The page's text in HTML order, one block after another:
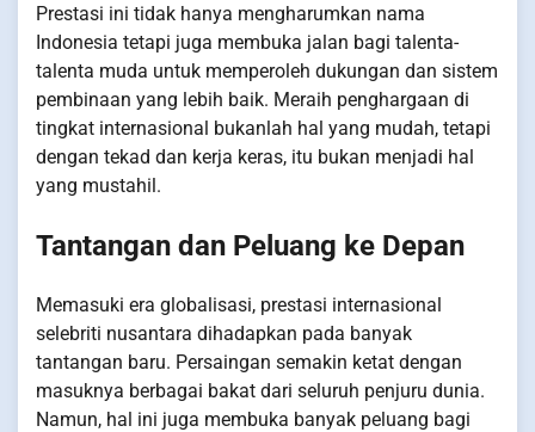
Prestasi ini tidak hanya mengharumkan nama
Indonesia tetapi juga membuka jalan bagi talenta-
talenta muda untuk memperoleh dukungan dan sistem
pembinaan yang lebih baik. Meraih penghargaan di
tingkat internasional bukanlah hal yang mudah, tetapi
dengan tekad dan kerja keras, itu bukan menjadi hal
yang mustahil.
Tantangan dan Peluang ke Depan
Memasuki era globalisasi, prestasi internasional
selebriti nusantara dihadapkan pada banyak
tantangan baru. Persaingan semakin ketat dengan
masuknya berbagai bakat dari seluruh penjuru dunia.
Namun, hal ini juga membuka banyak peluang bagi